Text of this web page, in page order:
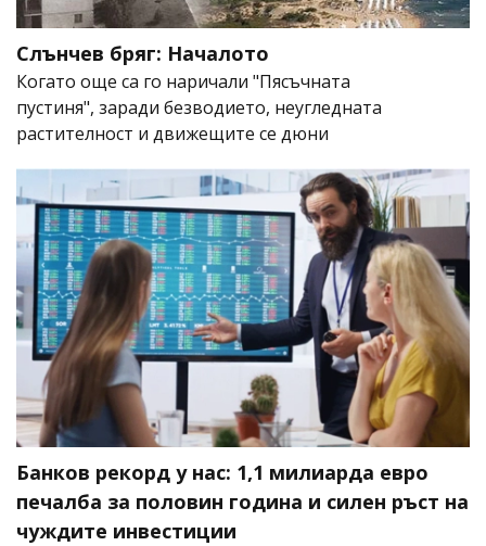
Слънчев бряг: Началото
Когато още са го наричали "Пясъчната
пустиня", заради безводието, неугледната
растителност и движещите се дюни
Банков рекорд у нас: 1,1 милиарда евро
печалба за половин година и силен ръст на
чуждите инвестиции